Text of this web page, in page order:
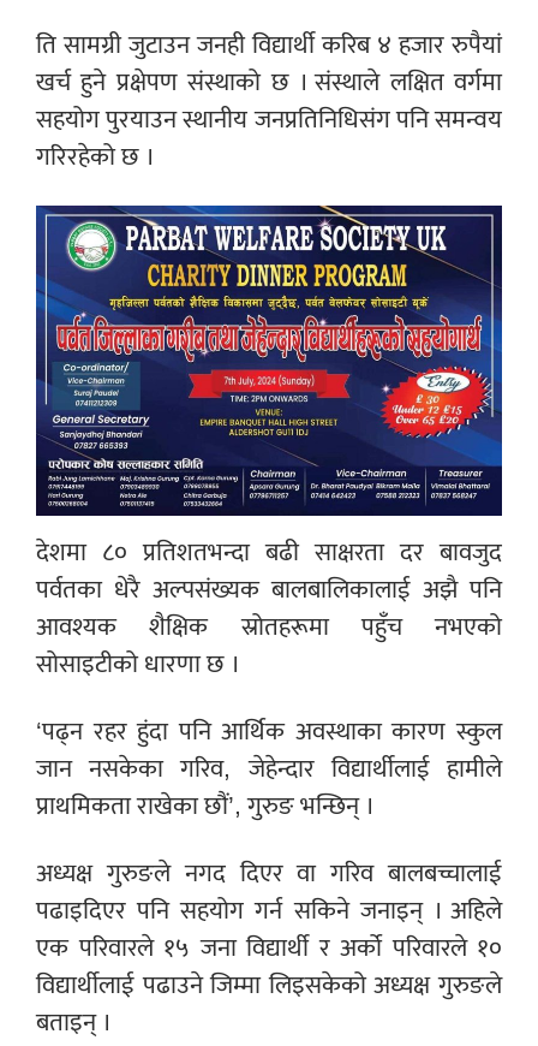
ति सामग्री जुटाउन जनही विद्यार्थी करिब ४ हजार रुपैयां
खर्च हुने प्रक्षेपण संस्थाको छ । संस्थाले लक्षित वर्गमा
सहयोग पुरयाउन स्थानीय जनप्रतिनिधिसंग पनि समन्वय
गरिरहेको छ ।
देशमा ८० प्रतिशतभन्दा बढी साक्षरता दर बावजुद
पर्वतका धेरै अल्पसंख्यक बालबालिकालाई अझै पनि
आवश्यक शैक्षिक स्रोतहरूमा पहुँच नभएको
सोसाइटीको धारणा छ ।
‘पढ्न रहर हुंदा पनि आर्थिक अवस्थाका कारण स्कुल
जान नसकेका गरिव, जेहेन्दार विद्यार्थीलाई हामीले
प्राथमिकता राखेका छौं’, गुरुङ भन्छिन् ।
अध्यक्ष गुरुङले नगद दिएर वा गरिव बालबच्चालाई
पढाइदिएर पनि सहयोग गर्न सकिने जनाइन् । अहिले
एक परिवारले १५ जना विद्यार्थी र अर्को परिवारले १०
विद्यार्थीलाई पढाउने जिम्मा लिइसकेको अध्यक्ष गुरुङले
बताइन् ।